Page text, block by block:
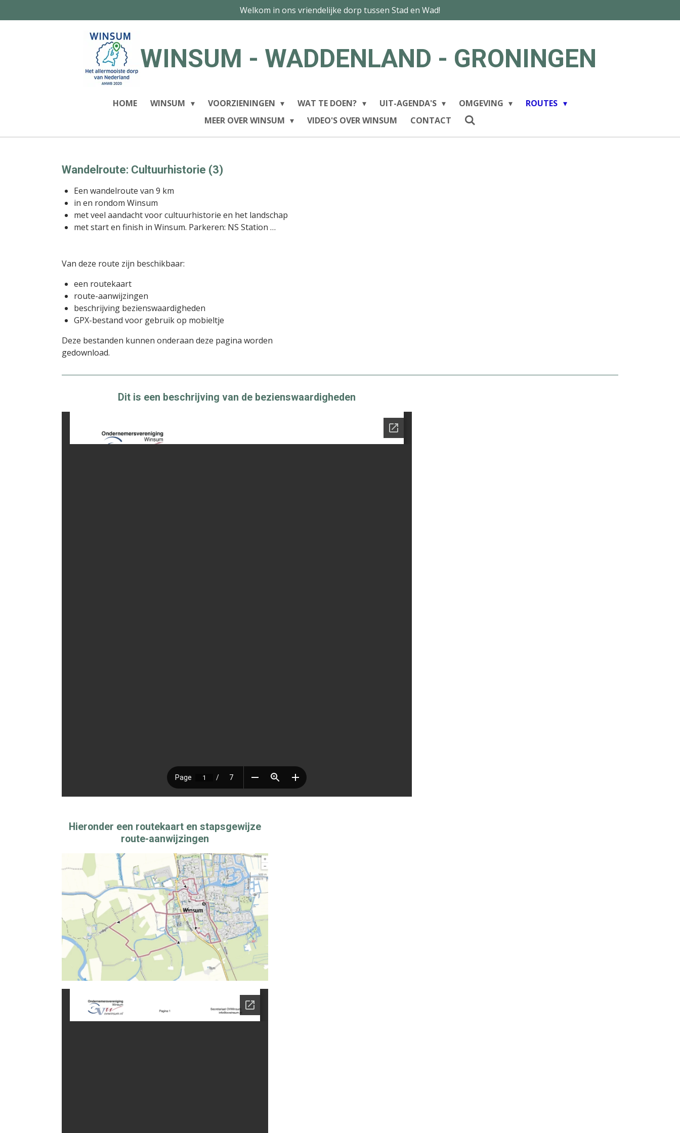
direct
Welkom in ons vriendelijke dorp tussen Stad en Wad!
WINSUM - WADDENLAND - GRONINGEN
HOME WINSUM VOORZIENINGEN WAT TE DOEN? UIT-AGENDA'S OMGEVING
ROUTES
MEER OVER WINSUM
VIDEO'S OVER WINSUM CONTACT
Wandelroute: Cultuurhistorie (3)
Een wandelroute van 9 km
in en rondom Winsum
met veel aandacht voor cultuurhistorie en het landschap
met start en finish in Winsum. Parkeren: NS Station …
Van deze route zijn beschikbaar:
een routekaart
route-aanwijzingen
beschrijving bezienswaardigheden
GPX-bestand voor gebruik op mobieltje
Deze bestanden kunnen onderaan deze pagina worden
gedownload.
Dit is een beschrijving van de bezienswaardigheden
Hieronder een routekaart en stapsgewijze
route-aanwijzingen